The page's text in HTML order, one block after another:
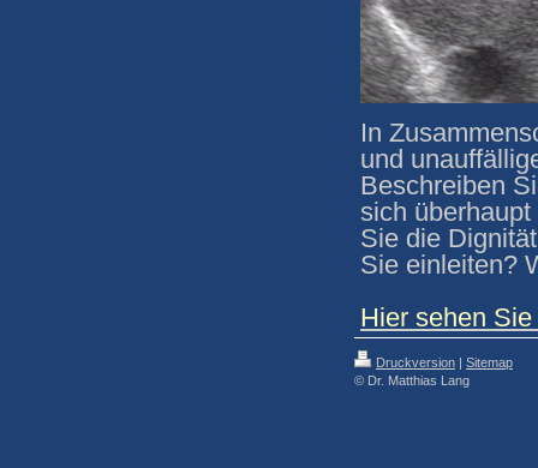
In
und
Beschreiben
sich
Sie die
Sie einleiten?
Hier sehen
Druckversion | Sitemap
© Dr. Matthias Lang